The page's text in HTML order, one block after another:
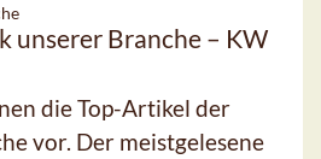
unserer Branche – KW
die Top-Artikel der
vor. Der meistgelesene